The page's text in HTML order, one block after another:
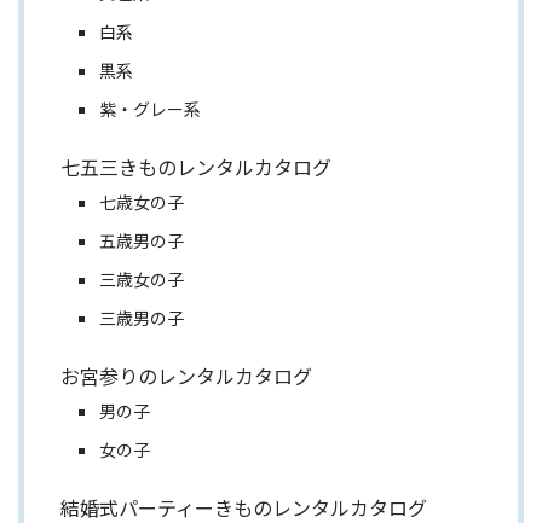
白系
黒系
紫・グレー系
七五三きものレンタルカタログ
七歳女の子
五歳男の子
三歳女の子
三歳男の子
お宮参りのレンタルカタログ
男の子
女の子
結婚式パーティーきものレンタルカタログ